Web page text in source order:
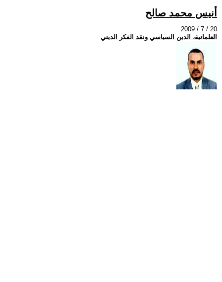
أنيس محمد صالح
2009 / 7 / 20
العلمانية، الدين السياسي ونقد الفكر الديني